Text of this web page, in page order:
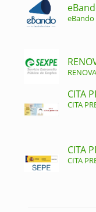
eBando
CITA
CITA
CITA
CITA